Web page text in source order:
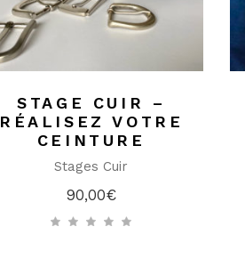
STAGE CUIR –
RÉALISEZ VOTRE
CEINTURE
Stages Cuir
90,00€